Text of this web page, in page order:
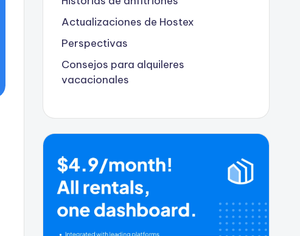
Actualizaciones de Hostex
Perspectivas
Consejos para alquileres
vacacionales